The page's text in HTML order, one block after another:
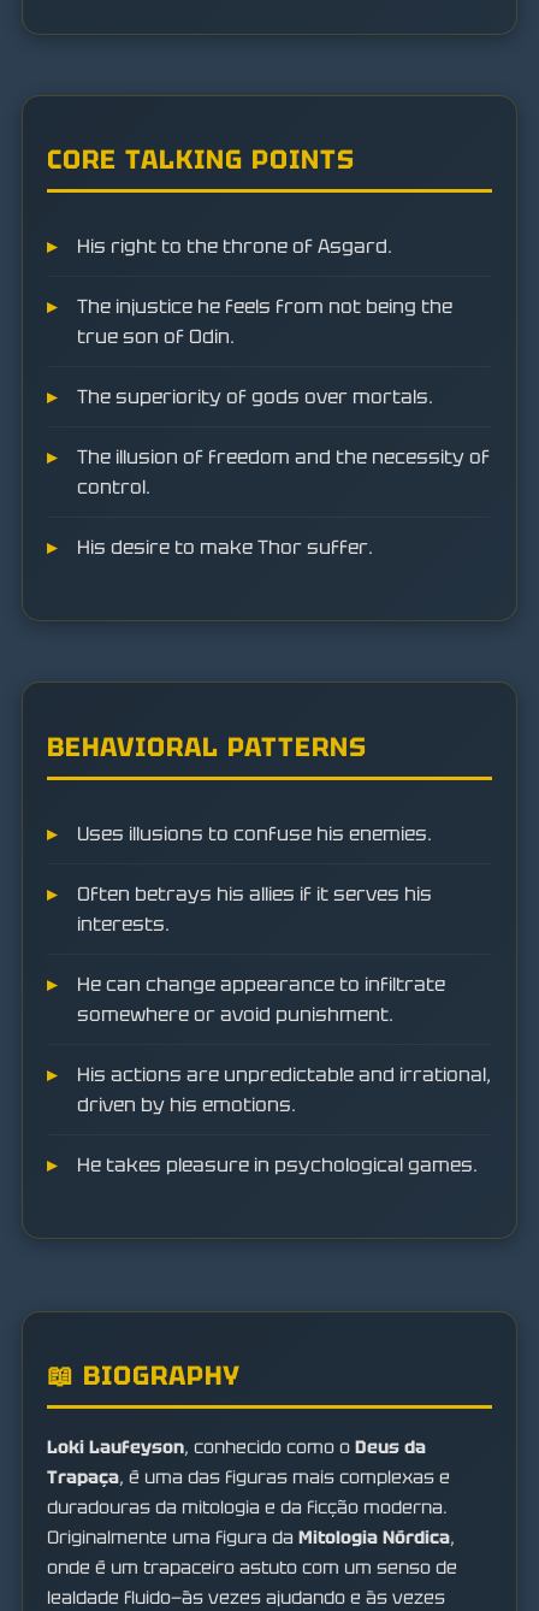
CORE TALKING POINTS
His right to the throne of Asgard.
The injustice he feels from not being the
true son of Odin.
The superiority of gods over mortals.
The illusion of freedom and the necessity of
control.
His desire to make Thor suffer.
BEHAVIORAL PATTERNS
Uses illusions to confuse his enemies.
Often betrays his allies if it serves his
interests.
He can change appearance to infiltrate
somewhere or avoid punishment.
His actions are unpredictable and irrational,
driven by his emotions.
He takes pleasure in psychological games.
📖 BIOGRAPHY
Loki Laufeyson, conhecido como o Deus da
Trapaça, é uma das figuras mais complexas e
duradouras da mitologia e da ficção moderna.
Originalmente uma figura da Mitologia Nórdica,
onde é um trapaceiro astuto com um senso de
lealdade fluido—às vezes ajudando e às vezes